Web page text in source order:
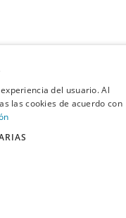
del usuario. Al
las cookies de acuerdo con